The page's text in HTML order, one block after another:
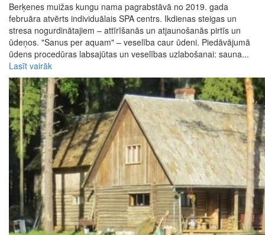
Berķenes muižas kungu nama pagrabstāvā no 2019. gada
februāra atvērts individuālais SPA centrs. Ikdienas steigas un
stresa nogurdinātajiem – attīrīšanās un atjaunošanās pirtīs un
ūdeņos. "Sanus per aquam" – veselība caur ūdeni. Piedāvājumā
ūdens procedūras labsajūtas un veselības uzlabošanai: sauna...
Lasīt vairāk